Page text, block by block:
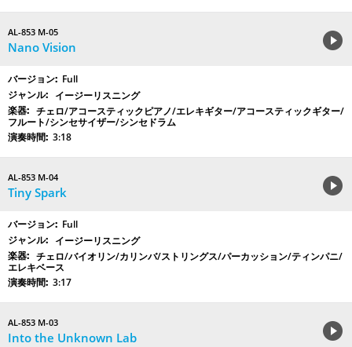
AL-853 M-05
Nano Vision
Full
イージーリスニング
チェロ/アコースティックピアノ/エレキギター/アコースティックギター/
フルート/シンセサイザー/シンセドラム
3:18
AL-853 M-04
Tiny Spark
Full
イージーリスニング
チェロ/バイオリン/カリンバ/ストリングス/パーカッション/ティンパニ/
エレキベース
3:17
AL-853 M-03
Into the Unknown Lab